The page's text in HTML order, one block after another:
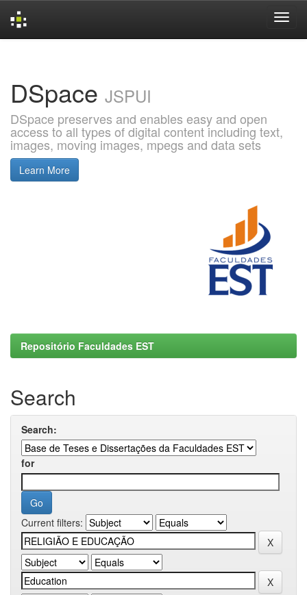
DSpace JSPUI
DSpace preserves and enables easy and open
access to all types of digital content including text,
images, moving images, mpegs and data sets
Learn More
Repositório Faculdades EST
Search
Search:
for
Current filters: